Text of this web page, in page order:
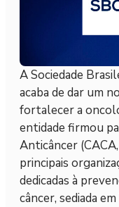
A Sociedade
acaba de dar um
fortalecer a
entidade firmou
Anticâncer
principais
dedicadas à
câncer, sediada